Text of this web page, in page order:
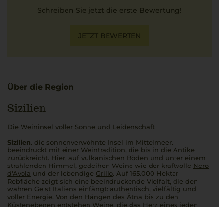
Schreiben Sie jetzt die erste Bewertung!
JETZT BEWERTEN
Über die Region
Sizilien
Die Weininsel voller Sonne und Leidenschaft
Sizilien, die sonnenverwöhnte Insel im Mittelmeer,
beeindruckt mit einer Weintradition, die bis in die Antike
zurückreicht. Hier, auf vulkanischen Böden und unter einem
strahlenden Himmel, gedeihen Weine wie der kraftvolle Nero
d'Avola und der lebendige Grillo. Auf 165.000 Hektar
Rebfläche zeigt sich eine beeindruckende Vielfalt, die den
wahren Geist Italiens einfängt: authentisch, vielfältig und
voller Energie. Von den Hängen des Ätna bis zu den
Küstenebenen entstehen Weine, die das Herz eines jeden